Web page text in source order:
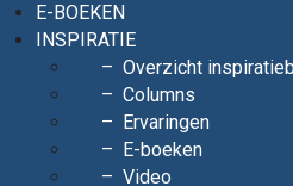
E-BOEKEN
INSPIRATIE
Overzicht
Columns
Ervaringen
E-boeken
Video